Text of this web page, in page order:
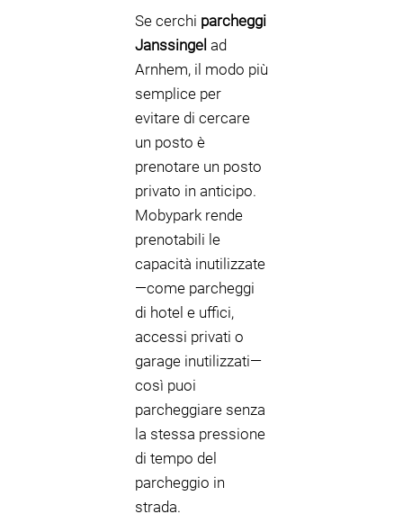
Se cerchi parcheggi
Janssingel ad
Arnhem, il modo più
semplice per
evitare di cercare
un posto è
prenotare un posto
privato in anticipo.
Mobypark rende
prenotabili le
capacità inutilizzate
—come parcheggi
di hotel e uffici,
accessi privati o
garage inutilizzati—
così puoi
parcheggiare senza
la stessa pressione
di tempo del
parcheggio in
strada.